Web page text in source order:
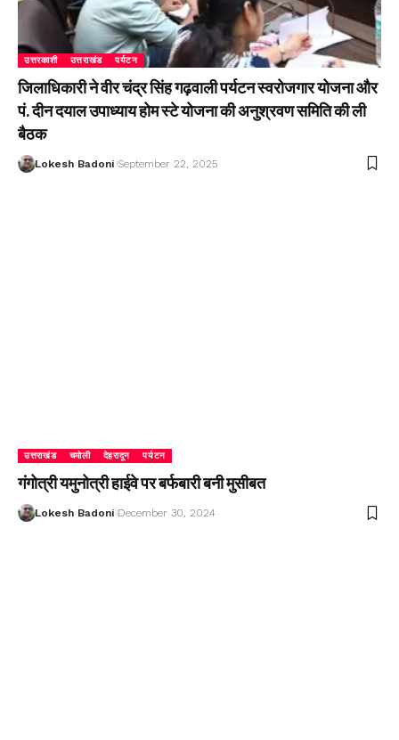
उत्तरकाशी उत्तराखंड पर्यटन
जिलाधिकारी ने वीर चंद्र सिंह गढ़वाली पर्यटन स्वरोजगार योजना और
पं. दीन दयाल उपाध्याय होम स्टे योजना की अनुश्रवण समिति की ली
बैठक
Lokesh Badoni September 22, 2025
उत्तराखंड चमोली देहरादून पर्यटन
गंगोत्री यमुनोत्री हाईवे पर बर्फबारी बनी मुसीबत
Lokesh Badoni December 30, 2024